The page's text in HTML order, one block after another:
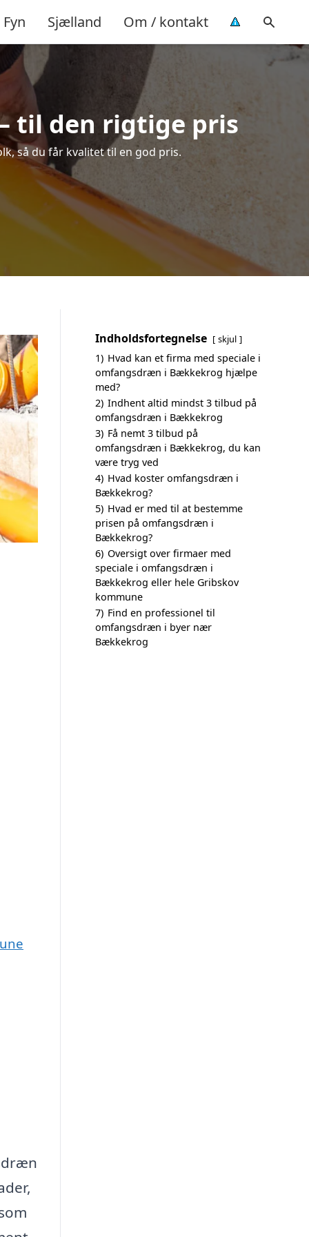
Fyn Sjælland Om / kontakt
til den rigtige pris
så du får kvalitet til en god pris.
Indholdsfortegnelse skjul
1) Hvad kan et firma med speciale i
omfangsdræn i Bækkekrog hjælpe
med?
2) Indhent altid mindst 3 tilbud på
omfangsdræn i Bækkekrog
3) Få nemt 3 tilbud på
omfangsdræn i Bækkekrog, du kan
være tryg ved
4) Hvad koster omfangsdræn i
Bækkekrog?
5) Hvad er med til at bestemme
prisen på omfangsdræn i
Bækkekrog?
6) Oversigt over firmaer med
speciale i omfangsdræn i
Bækkekrog eller hele Gribskov
kommune
7) Find en professionel til
omfangsdræn i byer nær
Bækkekrog